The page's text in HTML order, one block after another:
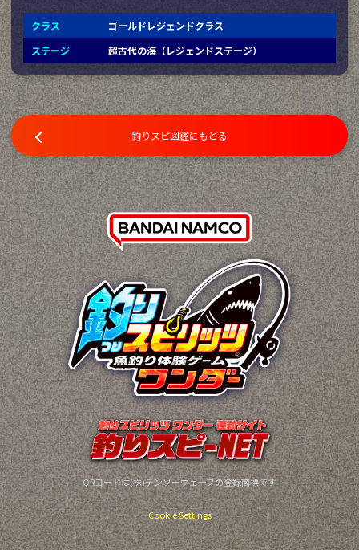
クラス
ゴールドレジェンドクラス
ステージ
超古代の海（レジェンドステージ）
釣りスピ図鑑にもどる
QRコードは(株)デンソーウェーブの登録商標です
Cookie Settings